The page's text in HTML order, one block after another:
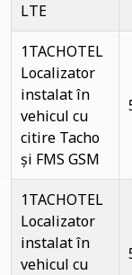
LTE
1TACHOTEL
Localizator
instalat în
vehicul cu
citire Tacho
și FMS GSM
1TACHOTEL
Localizator
instalat în
vehicul cu